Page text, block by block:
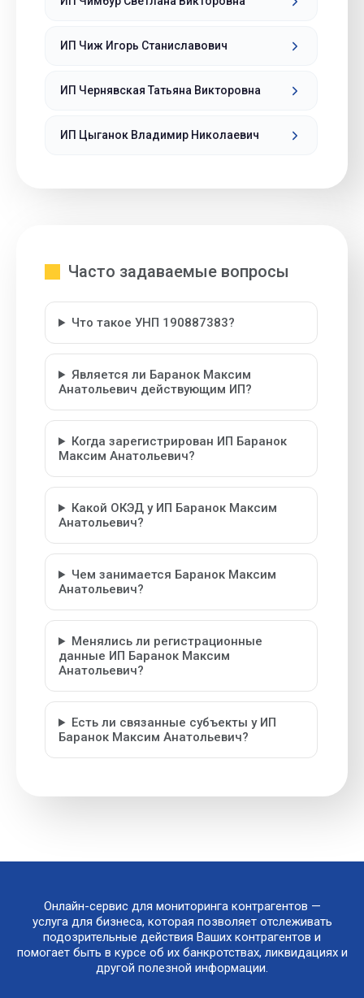
ИП Чиж Игорь Станиславович
ИП Чернявская Татьяна Викторовна
ИП Цыганок Владимир Николаевич
Часто задаваемые вопросы
Что такое УНП 190887383?
Является ли Баранок Максим
Анатольевич действующим ИП?
Когда зарегистрирован ИП Баранок
Максим Анатольевич?
Какой ОКЭД у ИП Баранок Максим
Анатольевич?
Чем занимается Баранок Максим
Анатольевич?
Менялись ли регистрационные
данные ИП Баранок Максим
Анатольевич?
Есть ли связанные субъекты у ИП
Баранок Максим Анатольевич?
Онлайн-сервис для мониторинга контрагентов —
услуга для бизнеса, которая позволяет отслеживать
подозрительные действия Ваших контрагентов и
помогает быть в курсе об их банкротствах, ликвидациях и
другой полезной информации.